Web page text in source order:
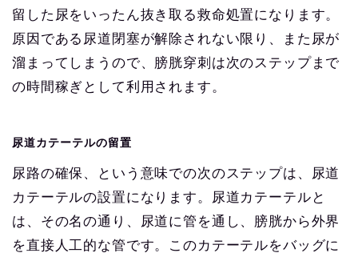
留した尿をいったん抜き取る救命処置になります。
原因である尿道閉塞が解除されない限り、また尿が
溜まってしまうので、膀胱穿刺は次のステップまで
の時間稼ぎとして利用されます。
尿道カテーテルの留置
尿路の確保、という意味での次のステップは、尿道
カテーテルの設置になります。尿道カテーテルと
は、その名の通り、尿道に管を通し、膀胱から外界
を直接人工的な管です。このカテーテルをバッグに